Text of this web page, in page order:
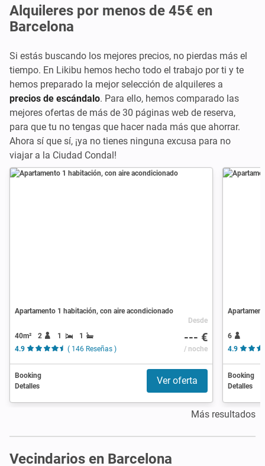
Alquileres por menos de 45€ en
Barcelona
Si estás buscando los mejores precios, no pierdas más el
tiempo. En Likibu hemos hecho todo el trabajo por ti y te
hemos preparado la mejor selección de alquileres a
precios de escándalo. Para ello, hemos comparado las
mejores ofertas de más de 30 páginas web de reserva,
para que tu no tengas que hacer nada más que ahorrar.
Ahora sí que sí, ¡ya no tienes ninguna excusa para no
viajar a la Ciudad Condal!
Apartamento 1 habitación, con aire acondicionado
40m² 2 1
1
4.9
( 146 Reseñas )
Desde
--- €
/ noche
Booking
Detalles
Ver oferta
6
4.9
Booking
Detalles
Más resultados
Vecindarios en Barcelona